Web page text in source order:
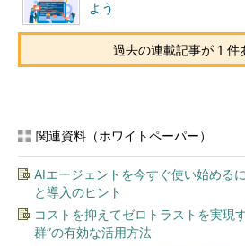
よう
過去の連載記事が 1 件
関連資料（ホワイトペーパー）
AIエージェントを今すぐ使い始める
と導入のヒント
コストを抑えてゼロトラストを実現
群”の有効な活用方法